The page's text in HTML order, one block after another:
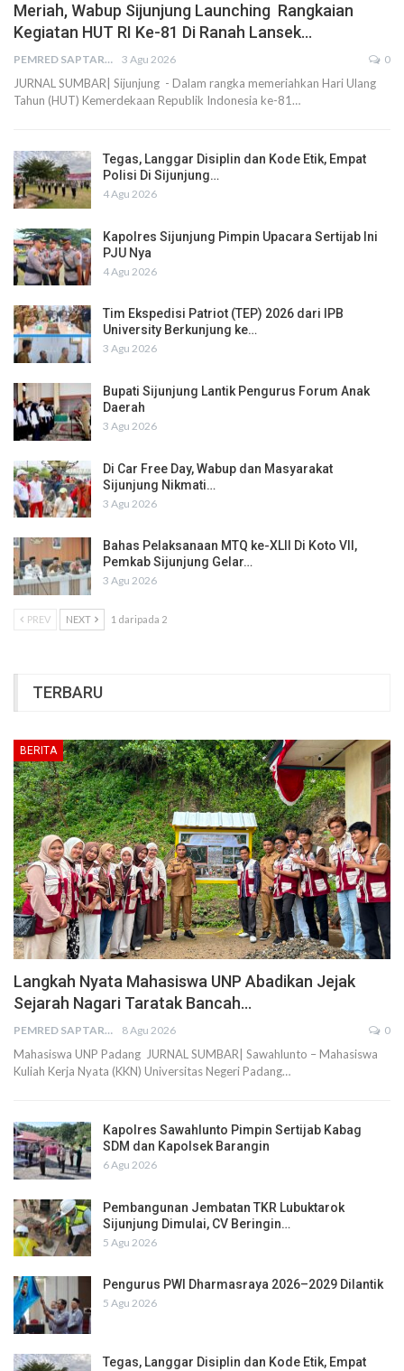
Meriah, Wabup Sijunjung Launching Rangkaian
Kegiatan HUT RI Ke-81 Di Ranah Lansek…
PEMRED SAPTARIUS 3 Agu 2026 0
JURNAL SUMBAR| Sijunjung - Dalam rangka memeriahkan Hari Ulang
Tahun (HUT) Kemerdekaan Republik Indonesia ke-81…
Tegas, Langgar Disiplin dan Kode Etik, Empat
Polisi Di Sijunjung…
4 Agu 2026
Kapolres Sijunjung Pimpin Upacara Sertijab Ini
PJU Nya
4 Agu 2026
Tim Ekspedisi Patriot (TEP) 2026 dari IPB
University Berkunjung ke…
3 Agu 2026
Bupati Sijunjung Lantik Pengurus Forum Anak
Daerah
3 Agu 2026
Di Car Free Day, Wabup dan Masyarakat
Sijunjung Nikmati…
3 Agu 2026
Bahas Pelaksanaan MTQ ke-XLII Di Koto VII,
Pemkab Sijunjung Gelar…
3 Agu 2026
PREV NEXT 1 daripada 2
TERBARU
BERITA
Langkah Nyata Mahasiswa UNP Abadikan Jejak
Sejarah Nagari Taratak Bancah…
PEMRED SAPTARIUS 8 Agu 2026 0
Mahasiswa UNP Padang JURNAL SUMBAR| Sawahlunto – Mahasiswa
Kuliah Kerja Nyata (KKN) Universitas Negeri Padang…
Kapolres Sawahlunto Pimpin Sertijab Kabag
SDM dan Kapolsek Barangin
6 Agu 2026
Pembangunan Jembatan TKR Lubuktarok
Sijunjung Dimulai, CV Beringin…
5 Agu 2026
Pengurus PWI Dharmasraya 2026–2029 Dilantik
5 Agu 2026
Tegas, Langgar Disiplin dan Kode Etik, Empat